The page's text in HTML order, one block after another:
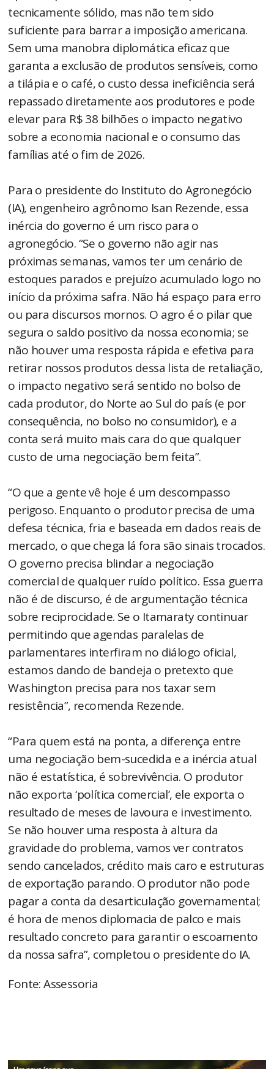
tecnicamente sólido, mas não tem sido
suficiente para barrar a imposição americana.
Sem uma manobra diplomática eficaz que
garanta a exclusão de produtos sensíveis, como
a tilápia e o café, o custo dessa ineficiência será
repassado diretamente aos produtores e pode
elevar para R$ 38 bilhões o impacto negativo
sobre a economia nacional e o consumo das
famílias até o fim de 2026.
Para o presidente do Instituto do Agronegócio
(IA), engenheiro agrônomo Isan Rezende, essa
inércia do governo é um risco para o
agronegócio. “Se o governo não agir nas
próximas semanas, vamos ter um cenário de
estoques parados e prejuízo acumulado logo no
início da próxima safra. Não há espaço para erro
ou para discursos mornos. O agro é o pilar que
segura o saldo positivo da nossa economia; se
não houver uma resposta rápida e efetiva para
retirar nossos produtos dessa lista de retaliação,
o impacto negativo será sentido no bolso de
cada produtor, do Norte ao Sul do país (e por
consequência, no bolso no consumidor), e a
conta será muito mais cara do que qualquer
custo de uma negociação bem feita”.
“O que a gente vê hoje é um descompasso
perigoso. Enquanto o produtor precisa de uma
defesa técnica, fria e baseada em dados reais de
mercado, o que chega lá fora são sinais trocados.
O governo precisa blindar a negociação
comercial de qualquer ruído político. Essa guerra
não é de discurso, é de argumentação técnica
sobre reciprocidade. Se o Itamaraty continuar
permitindo que agendas paralelas de
parlamentares interfiram no diálogo oficial,
estamos dando de bandeja o pretexto que
Washington precisa para nos taxar sem
resistência”, recomenda Rezende.
“Para quem está na ponta, a diferença entre
uma negociação bem-sucedida e a inércia atual
não é estatística, é sobrevivência. O produtor
não exporta ‘política comercial’, ele exporta o
resultado de meses de lavoura e investimento.
Se não houver uma resposta à altura da
gravidade do problema, vamos ver contratos
sendo cancelados, crédito mais caro e estruturas
de exportação parando. O produtor não pode
pagar a conta da desarticulação governamental;
é hora de menos diplomacia de palco e mais
resultado concreto para garantir o escoamento
da nossa safra”, completou o presidente do IA.
Fonte: Assessoria